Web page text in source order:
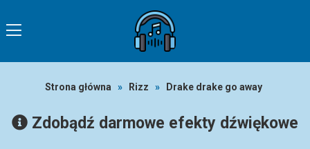
Strona główna » Rizz » Drake drake go away
Zdobądź darmowe efekty dźwiękowe